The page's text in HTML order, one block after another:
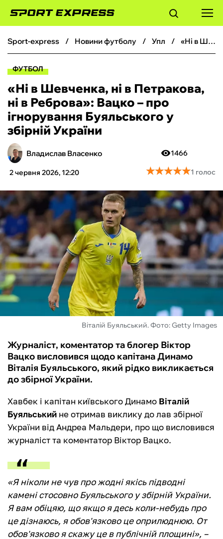
ФУТБОЛ
БОКС
ХОКЕЙ
ТЕНІС
КІБЕРСПОРТ
ЧС-2026
ФУТЗАЛ
ІНШІ
БУКМЕКЕРИ
sport-express новини футболу упл «Ні в Шевченка, ні в Петракова, ні в Реброва‎»: Вацко – про ігнорування Буяльського у збірній України
ФУТБОЛ
«Ні в Шевченка, ні в Петракова,
ні в Реброва‎»: Вацко – про
ігнорування Буяльського у
збірній України
Владислав Власенко
2 червня 2026, 12:20
1466
★★★★★
★★★★★1 голос
Віталій Буяльський. Фото: Getty Images
Журналіст, коментатор та блогер Віктор
Вацко висловився щодо капітана Динамо
Віталія Буяльського, який рідко викликається
до збірної України.
Хавбек і капітан київського Динамо Віталій
Буяльський не отримав виклику до лав збірної
України від Андреа Мальдери, про що висловився
журналіст та коментатор Віктор Вацко.
«Я ніколи не чув про жодні якісь підводні
камені стосовно Буяльського у збірній України.
Я вам обіцяю, що якщо я десь коли-небудь про
це дізнаюсь, я обов'язково це оприлюднюю. От
обов'язково я скажу це в публічній площині», –